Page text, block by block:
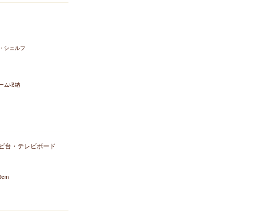
シェルフ
ム収納
台・テレビボード